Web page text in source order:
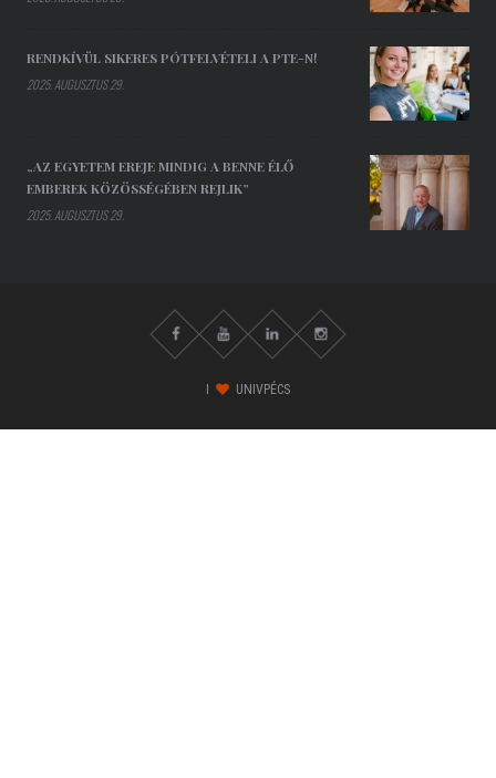
RENDKÍVÜL SIKERES PÓTFELVÉTELI A PTE-N!
2025. AUGUSZTUS 29.
„AZ EGYETEM EREJE MINDIG A BENNE ÉLŐ
EMBEREK KÖZÖSSÉGÉBEN REJLIK”
2025. AUGUSZTUS 29.
I UNIVPÉCS